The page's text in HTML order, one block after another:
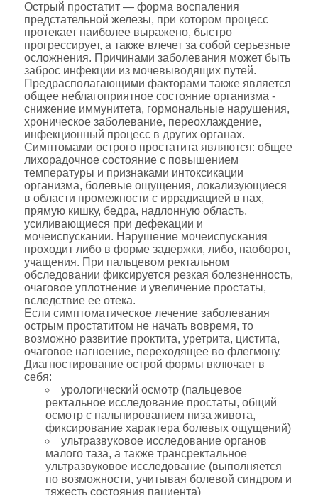
Острый простатит — форма воспаления
предстательной железы, при котором процесс
протекает наиболее выражено, быстро
прогрессирует, а также влечет за собой серьезные
осложнения. Причинами заболевания может быть
заброс инфекции из мочевыводящих путей.
Предрасполагающими факторами также является
общее неблагоприятное состояние организма -
снижение иммунитета, гормональные нарушения,
хроническое заболевание, переохлаждение,
инфекционный процесс в других органах.
Симптомами острого простатита являются: общее
лихорадочное состояние с повышением
температуры и признаками интоксикации
организма, болевые ощущения, локализующиеся
в области промежности с иррадиацией в пах,
прямую кишку, бедра, надлонную область,
усиливающиеся при дефекации и
мочеиспускании. Нарушение мочеиспускания
проходит либо в форме задержки, либо, наоборот,
учащения. При пальцевом ректальном
обследовании фиксируется резкая болезненность,
очаговое уплотнение и увеличение простаты,
вследствие ее отека.
Если симптоматическое лечение заболевания
острым простатитом не начать вовремя, то
возможно развитие проктита, уретрита, цистита,
очаговое нагноение, переходящее во флегмону.
Диагностирование острой формы включает в
себя:
урологический осмотр (пальцевое
ректальное исследование простаты, общий
осмотр с пальпированием низа живота,
фиксирование характера болевых ощущений)
ультразвуковое исследование органов
малого таза, а также трансректальное
ультразвуковое исследование (выполняется
по возможности, учитывая болевой синдром и
тяжесть состояния пациента)